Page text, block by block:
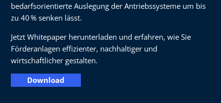
bedarfsorientierte Auslegung der Antriebssysteme um bis
zu 40 % senken lässt.
Jetzt Whitepaper herunterladen und erfahren, wie Sie
Förderanlagen effizienter, nachhaltiger und
wirtschaftlicher gestalten.
Download